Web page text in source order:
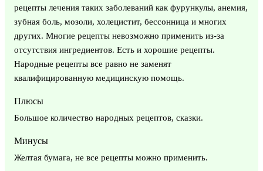
рецепты лечения таких заболеваний как фурункулы, анемия,
зубная боль, мозоли, холецистит, бессонница и многих
других. Многие рецепты невозможно применить из-за
отсутствия ингредиентов. Есть и хорошие рецепты.
Народные рецепты все равно не заменят
квалифицированную медицинскую помощь.
Плюсы
Большое количество народных рецептов, сказки.
Минусы
Желтая бумага, не все рецепты можно применить.